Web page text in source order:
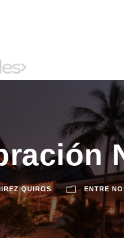
QUIROS ENTRE